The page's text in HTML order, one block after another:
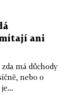
ani
má důchody
nebo o